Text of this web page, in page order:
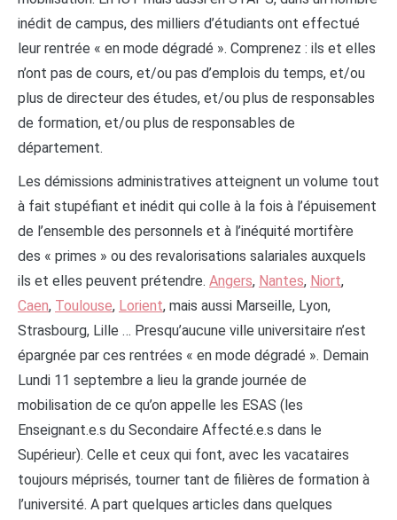
inédit de campus, des milliers d’étudiants ont effectué
leur rentrée « en mode dégradé ». Comprenez : ils et elles
n’ont pas de cours, et/ou pas d’emplois du temps, et/ou
plus de directeur des études, et/ou plus de responsables
de formation, et/ou plus de responsables de
département.
Les démissions administratives atteignent un volume tout
à fait stupéfiant et inédit qui colle à la fois à l’épuisement
de l’ensemble des personnels et à l’inéquité mortifère
des « primes » ou des revalorisations salariales auxquels
ils et elles peuvent prétendre. Angers, Nantes, Niort,
Caen, Toulouse, Lorient, mais aussi Marseille, Lyon,
Strasbourg, Lille … Presqu’aucune ville universitaire n’est
épargnée par ces rentrées « en mode dégradé ». Demain
Lundi 11 septembre a lieu la grande journée de
mobilisation de ce qu’on appelle les ESAS (les
Enseignant.e.s du Secondaire Affecté.e.s dans le
Supérieur). Celle et ceux qui font, avec les vacataires
toujours méprisés, tourner tant de filières de formation à
l’université. A part quelques articles dans quelques